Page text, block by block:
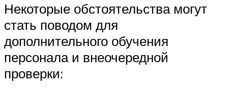
Некоторые обстоятельства могут
стать поводом для
дополнительного обучения
персонала и внеочередной
проверки: